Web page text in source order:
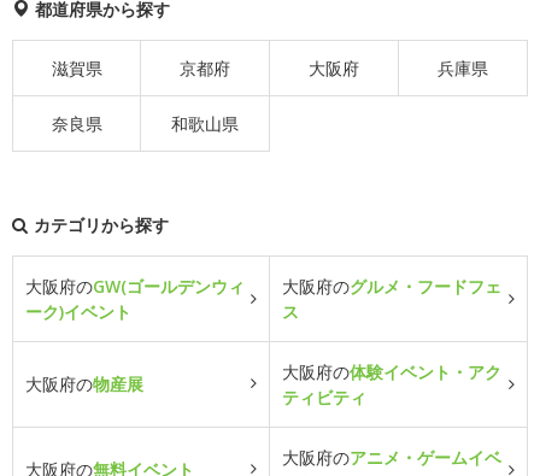
都道府県から探す
滋賀県 京都府 大阪府 兵庫県
奈良県 和歌山県
カテゴリから探す
大阪府のGW(ゴールデンウィ
ーク)イベント
大阪府のグルメ・フードフェ
ス
大阪府の物産展
大阪府の体験イベント・アク
ティビティ
大阪府の無料イベント
大阪府のアニメ・ゲームイベ